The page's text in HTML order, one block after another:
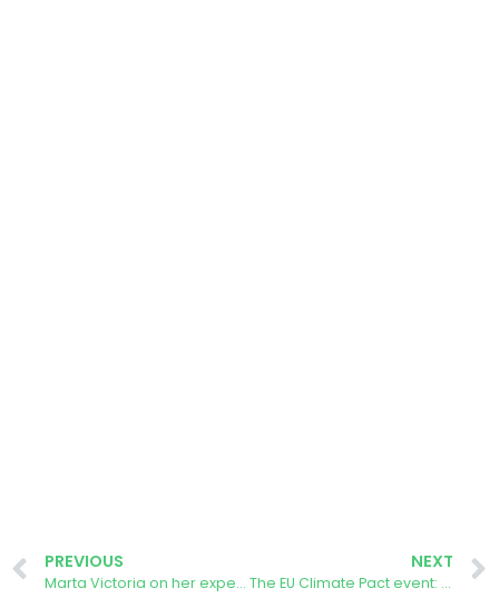
PREVIOUS
Marta Victoria on her experience using the AURORA Energy Tracker App
NEXT
The EU Climate Pact event: Celebrating Citizen Led Climate Action